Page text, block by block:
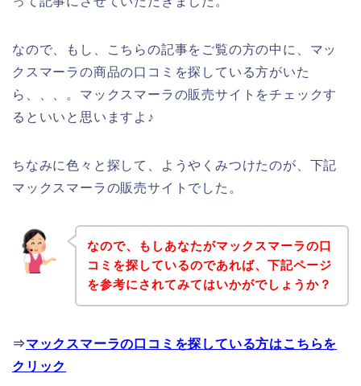
なので、もし、こちらの記事をご覧の方の中に、マッ
クスマーラの商品の口コミを探している方がいた
ら、、、。マックスマーラの販売サイトをチェックす
るといいと思いますよ♪
ちなみに色々と探して、ようやくみつけたのが、下記
マックスマーラの販売サイトでした。
なので、もしあなたがマックスマーラの口
コミを探しているのであれば、下記ページ
を参考にされてみてはいかがでしょうか？
⇒マックスマーラの口コミを探している方はこちらを
クリック